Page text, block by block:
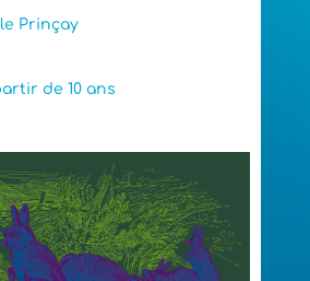
Prinçay
de 10 ans